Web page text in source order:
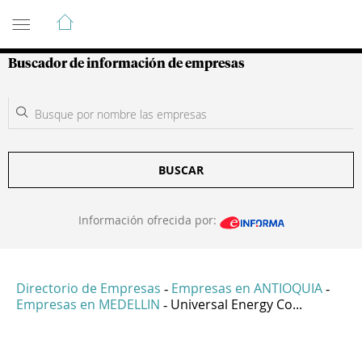
Guía de Empresas Colombianas
Buscador de información de empresas
BUSCAR
Información ofrecida por:
Directorio de Empresas - Empresas en ANTIOQUIA -
Empresas en MEDELLIN - Universal Energy Co...